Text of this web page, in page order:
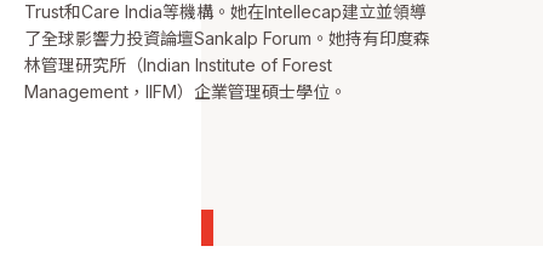
Trust和Care India等機構。她在Intellecap建立並領導
了全球影響力投資論壇Sankalp Forum。她持有印度森
林管理研究所（Indian Institute of Forest
Management，IIFM）企業管理碩士學位。